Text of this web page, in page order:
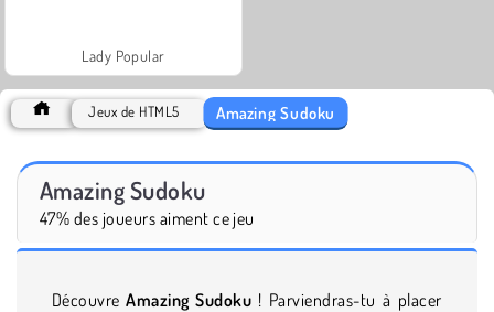
Lady Popular
Jeux de HTML5 Amazing Sudoku
Amazing Sudoku
47% des joueurs aiment ce jeu
DécouvreAmazing Sudoku ! Parviendras-tu à placer